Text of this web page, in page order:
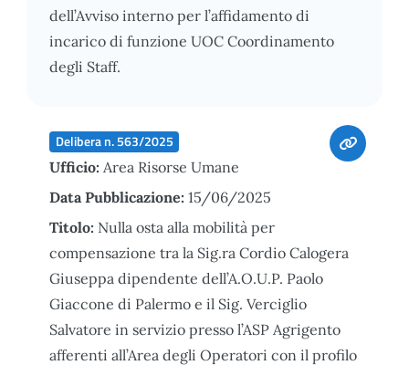
dell’Avviso interno per l’affidamento di
incarico di funzione UOC Coordinamento
degli Staff.
Delibera n. 563/2025
Ufficio: Area Risorse Umane
Data Pubblicazione: 15/06/2025
Titolo: Nulla osta alla mobilità per
compensazione tra la Sig.ra Cordio Calogera
Giuseppa dipendente dell’A.O.U.P. Paolo
Giaccone di Palermo e il Sig. Verciglio
Salvatore in servizio presso l’ASP Agrigento
afferenti all’Area degli Operatori con il profilo